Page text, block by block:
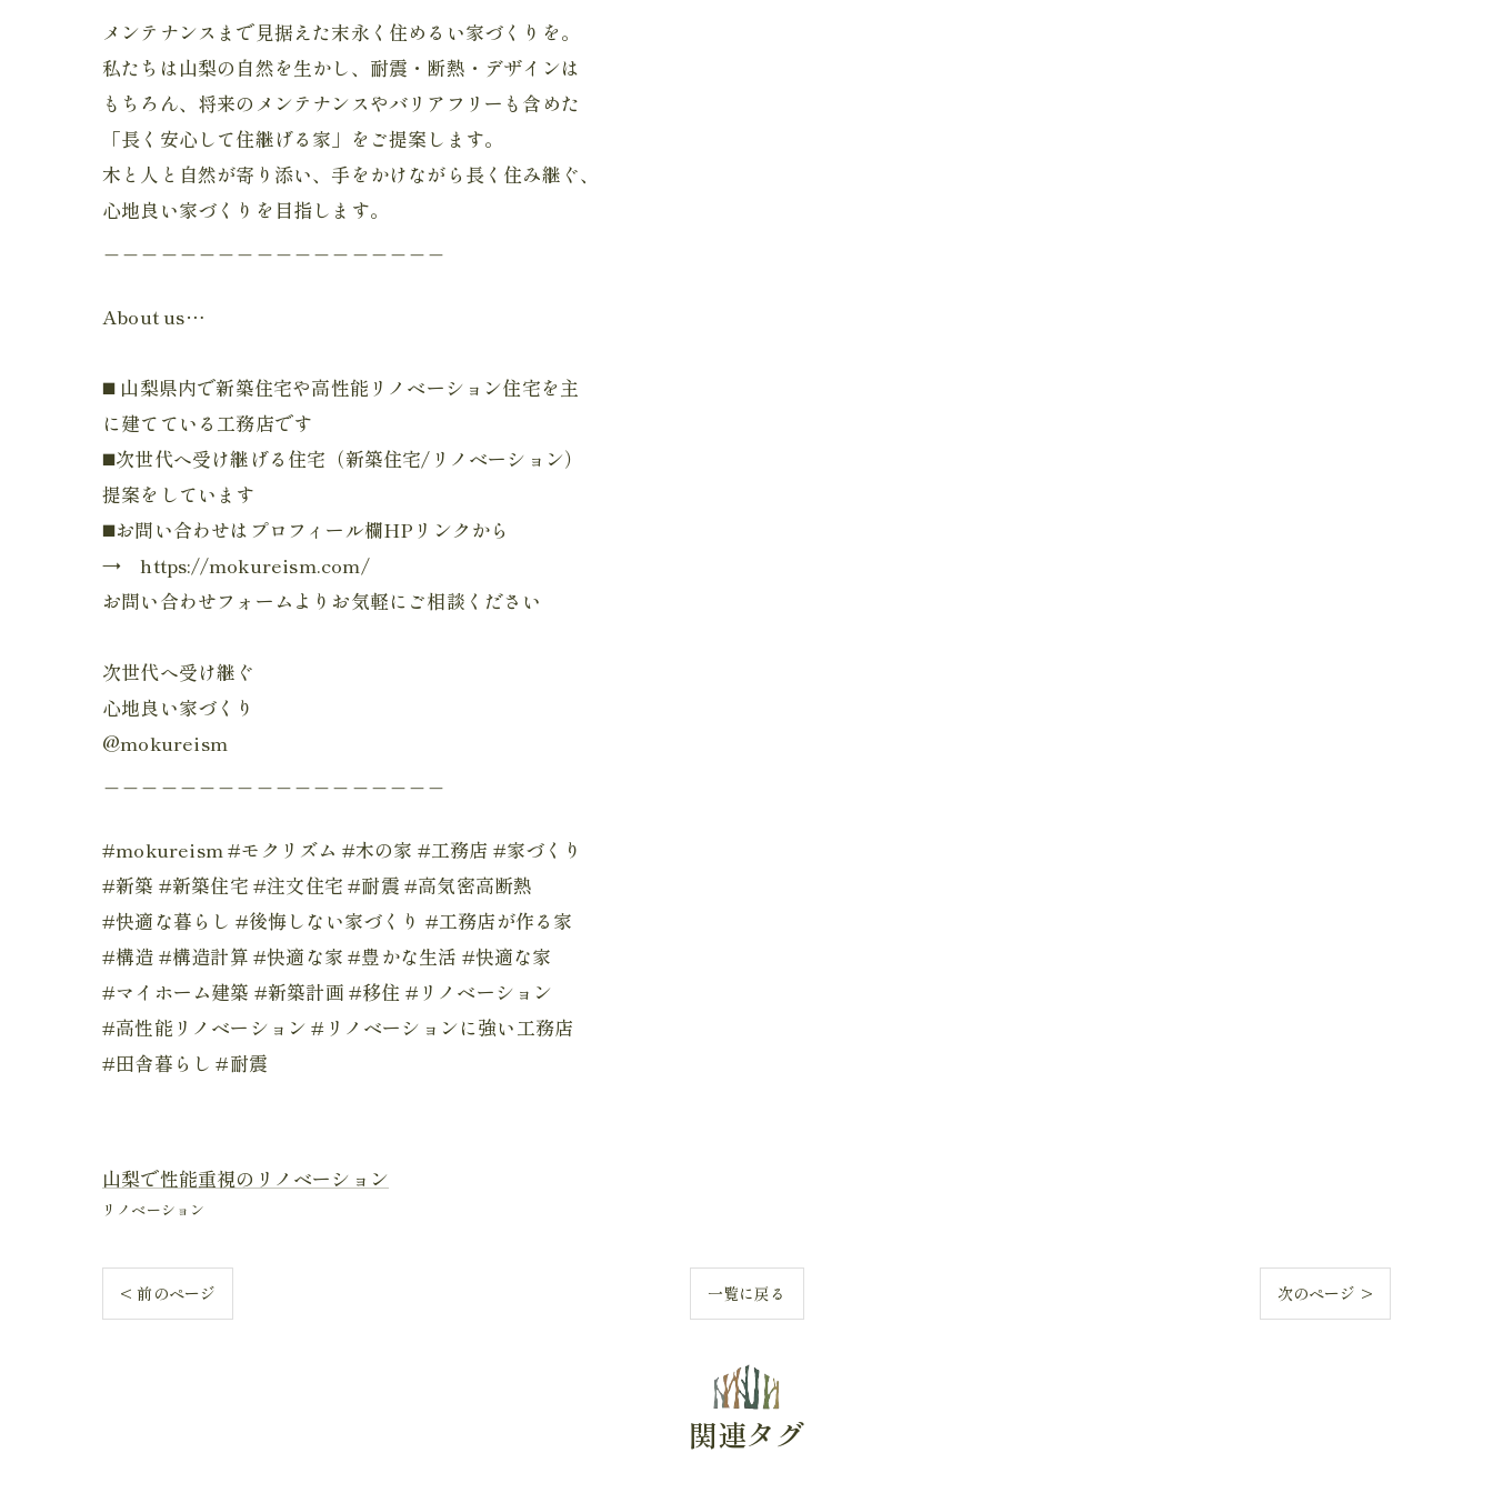
メンテナンスまで見据えた末永く住めるい家づくりを。
私たちは山梨の自然を生かし、耐震・断熱・デザインは
もちろん、将来のメンテナンスやバリアフリーも含めた
「長く安心して住継げる家」をご提案します。
木と人と自然が寄り添い、手をかけながら長く住み継ぐ、
心地良い家づくりを目指します。
About us…
◼️ 山梨県内で新築住宅や高性能リノベーション住宅を主
に建てている工務店です
◼️次世代へ受け継げる住宅（新築住宅/リノベーション）
提案をしています
◼️お問い合わせはプロフィール欄HPリンクから
→ https://mokureism.com/
お問い合わせフォームよりお気軽にご相談ください
次世代へ受け継ぐ
心地良い家づくり
@mokureism
#mokureism #モクリズム #木の家 #工務店 #家づくり
#新築 #新築住宅 #注文住宅 #耐震 #高気密高断熱
#快適な暮らし #後悔しない家づくり #工務店が作る家
#構造 #構造計算 #快適な家 #豊かな生活 #快適な家
#マイホーム建築 #新築計画 #移住 #リノベーション
#高性能リノベーション #リノベーションに強い工務店
#田舎暮らし #耐震
山梨で性能重視のリノベーション
リノベーション
< 前のページ 一覧に戻る 次のページ >
関連タグ